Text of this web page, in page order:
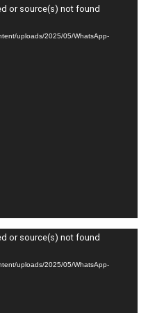
or source(s) not found
uploads/2025/05/WhatsApp-
or source(s) not found
uploads/2025/05/WhatsApp-